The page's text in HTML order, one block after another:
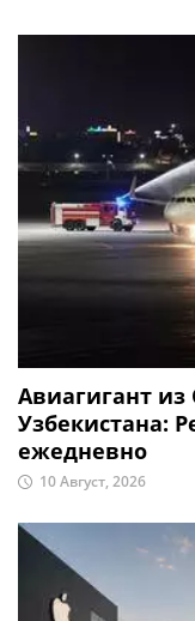
Авиагигант
Узбекистана:
ежедневно
10 Август, 2026